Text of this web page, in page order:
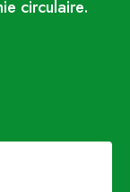
circulaire.